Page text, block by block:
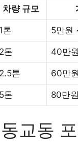
차량 규모
1톤 5만원
2톤 40만
2.5톤 60만
5톤 80만
교동